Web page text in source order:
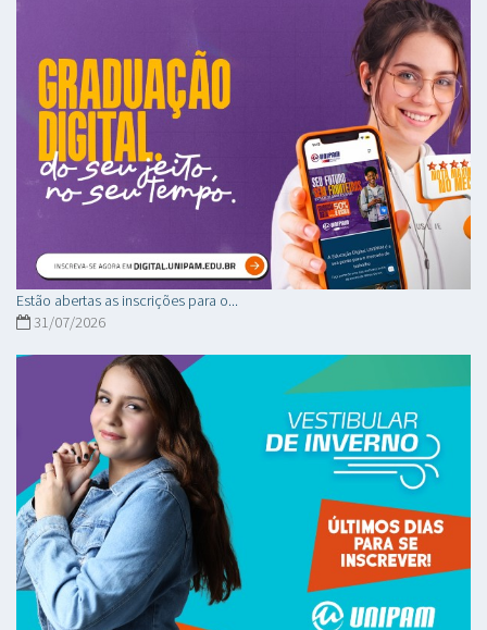
Estão abertas as inscrições para o...
31/07/2026